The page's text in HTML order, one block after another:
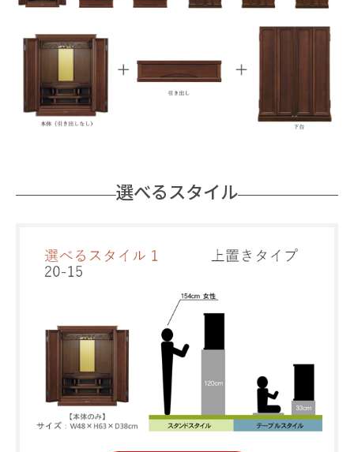
選べるスタイル